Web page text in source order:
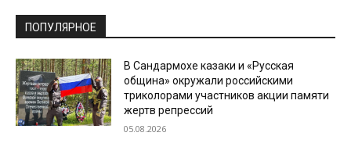
ПОПУЛЯРНОЕ
В Сандармохе казаки и «Русская
община» окружали российскими
триколорами участников акции памяти
жертв репрессий
05.08.2026